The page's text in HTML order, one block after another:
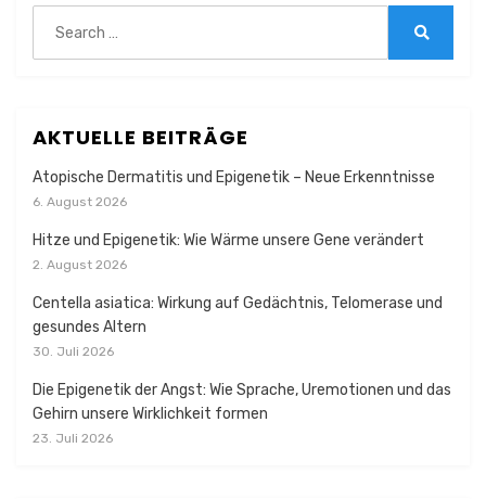
for:
AKTUELLE BEITRÄGE
Atopische Dermatitis und Epigenetik – Neue Erkenntnisse
6. August 2026
Hitze und Epigenetik: Wie Wärme unsere Gene verändert
2. August 2026
Centella asiatica: Wirkung auf Gedächtnis, Telomerase und
gesundes Altern
30. Juli 2026
Die Epigenetik der Angst: Wie Sprache, Uremotionen und das
Gehirn unsere Wirklichkeit formen
23. Juli 2026